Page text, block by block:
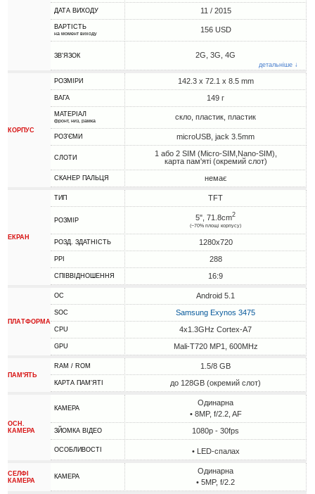
ДАТА ВИХОДУ 11 / 2015
ВАРТІСТЬ
на момент виходу 156 USD
ЗВ'ЯЗОК 2G, 3G, 4G
детальніше ↓
КОРПУС
РОЗМІРИ 142.3 x 72.1 x 8.5 mm
ВАГА 149 г
МАТЕРІАЛ
фронт, низ, рамка скло, пластик, пластик
РОЗ'ЄМИ microUSB, jack 3.5mm
СЛОТИ
1 або 2 SIM (Micro-SIM,Nano-SIM),
карта пам'яті (окремий слот)
СКАНЕР ПАЛЬЦЯ немає
ЕКРАН
ТИП TFT
РОЗМІР 5", 71.8cm2
(~70% площі корпусу)
РОЗД. ЗДАТНІСТЬ 1280x720
PPI 288
СПІВВІДНОШЕННЯ 16:9
ПЛАТФОРМА
ОС Android 5.1
SOC Samsung Exynos 3475
CPU 4x1.3GHz Cortex-A7
GPU Mali-T720 MP1, 600MHz
ПАМ'ЯТЬ
RAM / ROM 1.5/8 GB
КАРТА ПАМ'ЯТІ до 128GB (окремий слот)
ОСН.
КАМЕРА
КАМЕРА
Одинарна
• 8MP, f/2.2, AF
ЗЙОМКА ВІДЕО 1080p - 30fps
ОСОБЛИВОСТІ • LED-спалах
СЕЛФІ
КАМЕРА
КАМЕРА
Одинарна
• 5MP, f/2.2